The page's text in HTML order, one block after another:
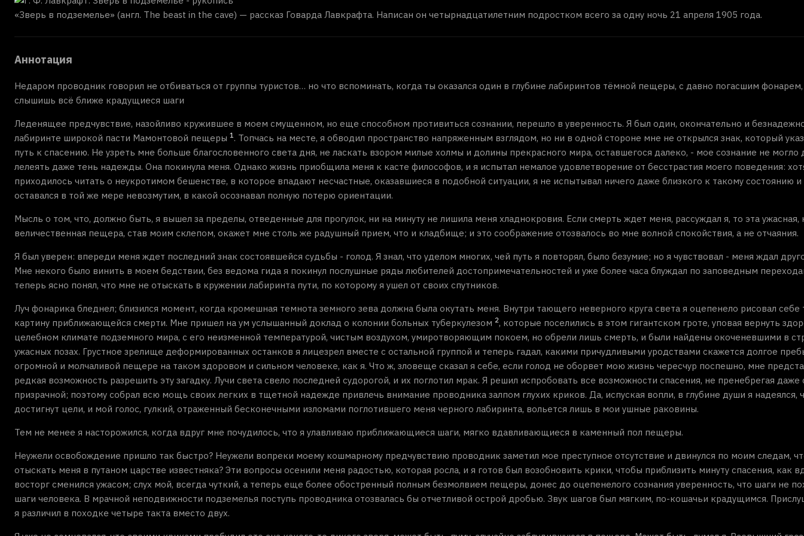
«Зверь в подземелье» (англ. The beast in the cave) — рассказ Говарда Лавкрафта. Написан он четырнадцатилетним подростком всего за одну ночь 21 апреля 1905 года.
Аннотация
Недаром проводник говорил не отбиваться от группы туристов… но что вспоминать, когда ты оказался один в глубине лабиринтов тёмной пещеры, с давно погасшим
слышишь всё ближе крадущиеся шаги
Леденящее предчувствие, назойливо кружившее в моем смущенном, но еще способном противиться сознании, перешло в уверенность. Я был один, окончательно и
лабиринте широкой пасти Мамонтовой пещеры 1. Топчась на месте, я обводил пространство напряженным взглядом, но ни в одной стороне мне не открылся знак, который
путь к спасению. Не узреть мне больше благословенного света дня, не ласкать взором милые холмы и долины прекрасного мира, оставшегося далеко, - мое сознание не могло
лелеять даже тень надежды. Она покинула меня. Однако жизнь приобщила меня к касте философов, и я испытал немалое удовлетворение от бесстрастия моего поведения:
приходилось читать о неукротимом бешенстве, в которое впадают несчастные, оказавшиеся в подобной ситуации, я не испытывал ничего даже близкого к такому состоянию и
оставался в той же мере невозмутим, в какой осознавал полную потерю ориентации.
Мысль о том, что, должно быть, я вышел за пределы, отведенные для прогулок, ни на минуту не лишила меня хладнокровия. Если смерть ждет меня, рассуждал я, то эта ужасная,
величественная пещера, став моим склепом, окажет мне столь же радушный прием, что и кладбище; и это соображение отозвалось во мне волной спокойствия, а не отчаяния.
Я был уверен: впереди меня ждет последний знак состоявшейся судьбы - голод. Я знал, что уделом многих, чей путь я повторял, было безумие; но я чувствовал - меня ждал
Мне некого было винить в моем бедствии, без ведома гида я покинул послушные ряды любителей достопримечательностей и уже более часа блуждал по заповедным
теперь ясно понял, что мне не отыскать в кружении лабиринта пути, по которому я ушел от своих спутников.
Луч фонарика бледнел; близился момент, когда кромешная темнота земного зева должна была окутать меня. Внутри тающего неверного круга света я оцепенело рисовал себе
картину приближающейся смерти. Мне пришел на ум услышанный доклад о колонии больных туберкулезом 2, которые поселились в этом гигантском гроте, уповая вернуть
целебном климате подземного мира, с его неизменной температурой, чистым воздухом, умиротворяющим покоем, но обрели лишь смерть, и были найдены окоченевшими в
ужасных позах. Грустное зрелище деформированных останков я лицезрел вместе с остальной группой и теперь гадал, какими причудливыми уродствами скажется долгое
огромной и молчаливой пещере на таком здоровом и сильном человеке, как я. Что ж, зловеще сказал я себе, если голод не оборвет мою жизнь чересчур поспешно, мне
редкая возможность разрешить эту загадку. Лучи света свело последней судорогой, и их поглотил мрак. Я решил испробовать все возможности спасения, не пренебрегая даже
призрачной; поэтому собрал всю мощь своих легких в тщетной надежде привлечь внимание проводника залпом глухих криков. Да, испуская вопли, в глубине души я надеялся,
достигнут цели, и мой голос, гулкий, отраженный бесконечными изломами поглотившего меня черного лабиринта, вольется лишь в мои ушные раковины.
Тем не менее я насторожился, когда вдруг мне почудилось, что я улавливаю приближающиеся шаги, мягко вдавливающиеся в каменный пол пещеры.
Неужели освобождение пришло так быстро? Неужели вопреки моему кошмарному предчувствию проводник заметил мое преступное отсутствие и двинулся по моим следам,
отыскать меня в путаном царстве известняка? Эти вопросы осенили меня радостью, которая росла, и я готов был возобновить крики, чтобы приблизить минуту спасения, как
восторг сменился ужасом; слух мой, всегда чуткий, а теперь еще более обостренный полным безмолвием пещеры, донес до оцепенелого сознания уверенность, что шаги не
шаги человека. В мрачной неподвижности подземелья поступь проводника отозвалась бы отчетливой острой дробью. Звук шагов был мягким, по-кошачьи крадущимся.
я различил в походке четыре такта вместо двух.